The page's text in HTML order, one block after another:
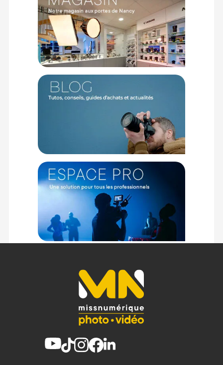
GÉNÉRAL
Focale : 25mm
Angle de Champ : 10.3°
Ouverture Max. : f/2.8
Plage d'ouverture : f/2.8 - f/22
Couverture : Plein format
Construction : 8 éléments en 6 groupes
Nombre de lames : 8
Distance Min. Point : 23.4 cm (5x) et 17.3 cm (2,5x)
Grossissement Max. : 5:1
CONTENU DU CARTON
1 x Laowa 25mm f/2.8 2.5-5x Ultra Macro monture Nikon Z
Offre valable jusqu'au 08-08-2026 inclus.
Code EAN Laowa 25mm f/2.8 2.5-5x Ultra Macro monture
Nikon Z - Objectif photo macro - Achat et prix :
6940486701272
Garantie 2 ans
relais situé en France continentale uniquement, valable uniquement
sur les produits de moins de 1m et moins de 20Kg.
(2) Sous réserve d'éligibilité.
(3) Nombre de points Fidélité estimés, hors remises au panier, basé
sur le prix TTC en €, les points seront effectivement calculés dans le